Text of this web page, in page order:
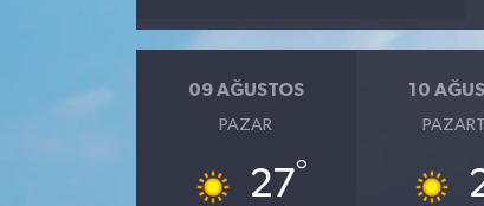
09 AĞUSTOS
PAZAR
27°
10